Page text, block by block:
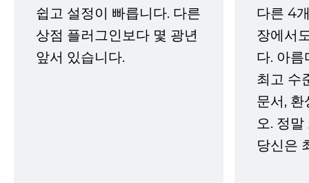
쉽고 설정이 빠릅니다. 다른
상점 플러그인보다 몇 광년
앞서 있습니다.
다른 4
장에서
다. 아름
최고 수
문서,
오. 정
당신은